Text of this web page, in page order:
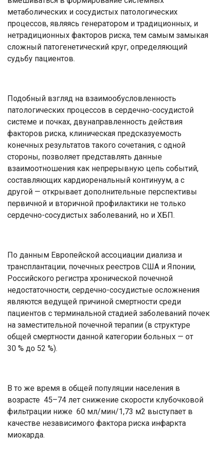
метаболических и сосудистых патологических
процессов, являясь генератором и традиционных, и
нетрадиционных факторов риска, тем самым замыкая
сложный патогенетический круг, определяющий
судьбу пациентов.
Подобный взгляд на взаимообусловленность
патологических процессов в сердечно-сосудистой
системе и почках, двунаправленность действия
факторов риска, клиническая предсказуемость
конечных результатов такого сочетания, с одной
стороны, позволяет представлять данные
взаимоотношения как непрерывную цепь событий,
составляющих кардиоренальный континуум, а с
другой — открывает дополнительные перспективы
первичной и вторичной профилактики не только
сердечно-сосудистых заболеваний, но и ХБП.
По данным Европейской ассоциации диализа и
трансплантации, почечных реестров США и Японии,
Российского регистра хронической почечной
недостаточности, сердечно-сосудистые осложнения
являются ведущей причиной смертности среди
пациентов с терминальной стадией заболеваний почек
на заместительной почечной терапии (в структуре
общей смертности данной категории больных — от
30 % до 52 %).
В то же время в общей популяции населения в
возрасте 45–74 лет снижение скорости клубочковой
фильтрации ниже 60 мл/мин/1,73 м2 выступает в
качестве независимого фактора риска инфаркта
миокарда.